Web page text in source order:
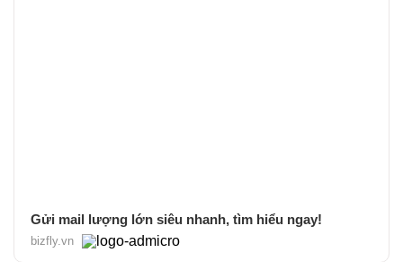
Gửi mail lượng lớn siêu nhanh, tìm hiểu ngay!
bizfly.vn